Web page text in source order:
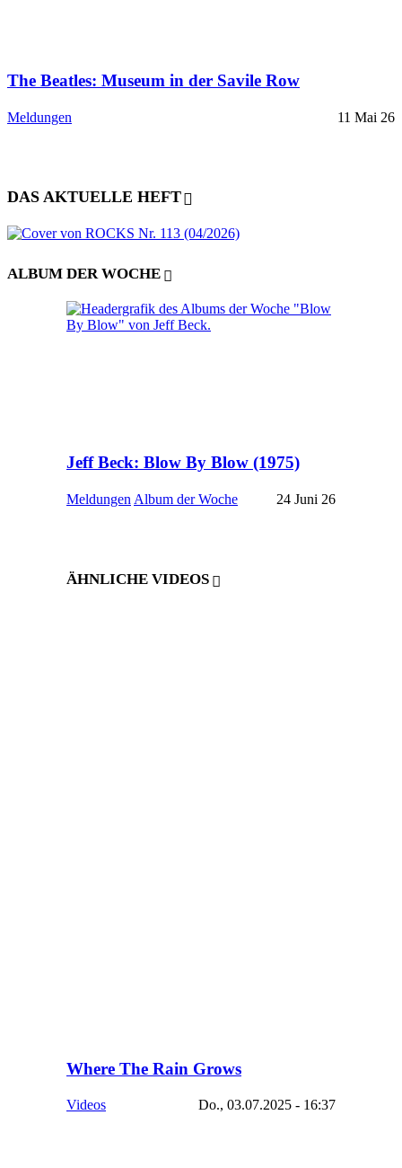
The Beatles: Museum in der Savile Row
Meldungen 11 Mai 26
DAS AKTUELLE HEFT
ALBUM DER WOCHE
Jeff Beck: Blow By Blow (1975)
Meldungen Album der Woche 24 Juni 26
ÄHNLICHE VIDEOS
Where The Rain Grows
Videos Do., 03.07.2025 - 16:37